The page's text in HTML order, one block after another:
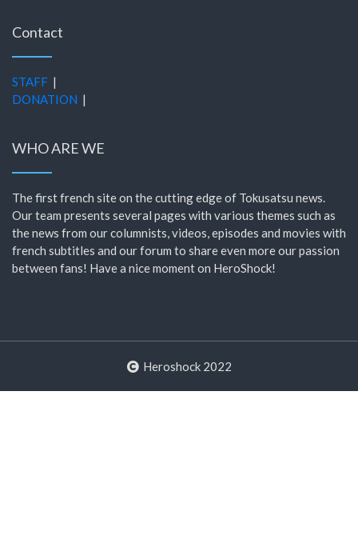
Contact
STAFF |
DONATION |
WHO ARE WE
The first french site on the cutting edge of Tokusatsu news.
Our team presents several pages with various themes such as
the news from our columnists, videos, episodes and movies with
french subtitles and our forum to share even more our passion
between fans! Have a nice moment on HeroShock!
Heroshock 2022